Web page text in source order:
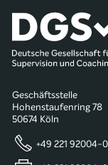
Geschäftsstelle
Hohenstaufenring 78
50674 Köln
+49 221 92004-0